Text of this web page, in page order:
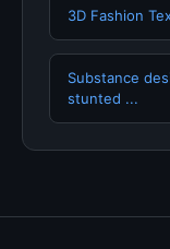
3D Fashion
Substance
stunted ...